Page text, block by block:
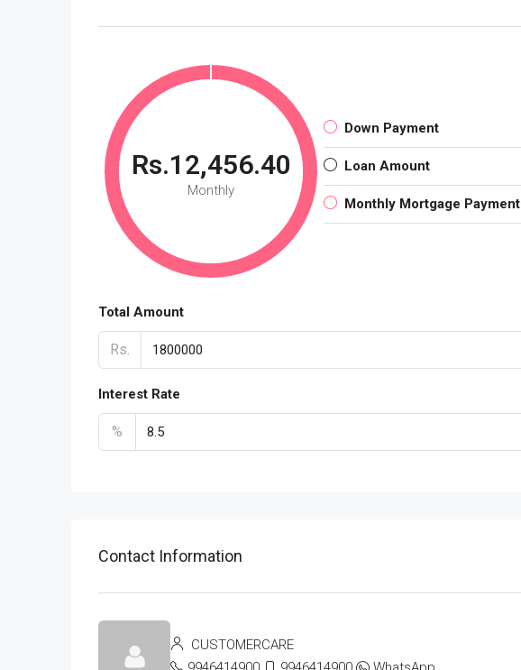
Rs.12,456.40
Monthly
Down Payment
Loan Amount
Monthly Mortgage Payment
Total Amount
Rs.
Interest Rate
%
Contact Information
CUSTOMERCARE